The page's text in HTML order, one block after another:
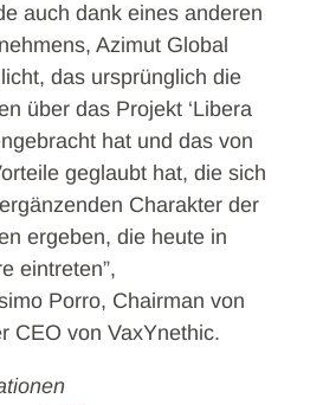
auch dank eines anderen
Azimut Global
das ursprünglich die
über das Projekt ‘Libera
hat und das von
geglaubt hat, die sich
Charakter der
ergeben, die heute in
eintreten”,
Porro, Chairman von
CEO von VaxYnethic.